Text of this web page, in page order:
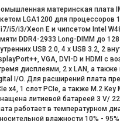
материнская плата
LGA1200 для процессоров
i5/i3/Xeon E и чипсетом Intel
DDR4-2933 Long-DIMM до
USB 2.0, 4 х USB 3.2, 2
VGA, DVI-D и HDMI с
дисплеями, 2 х LAN, а
I/O. Для расширений плата
x4, 1 слот PCIe, а также M.2
литиевой батареей 3 V/
работает в температурном
влажности 10% -